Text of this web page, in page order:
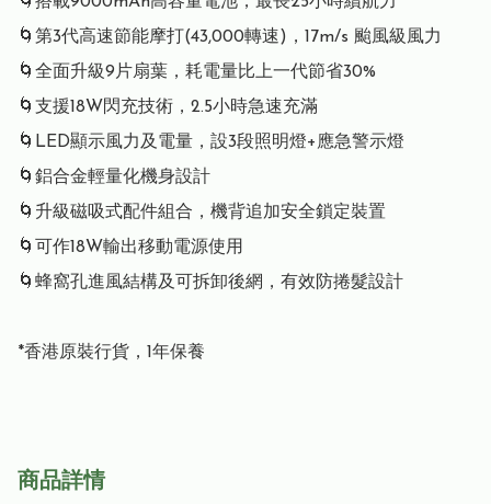
🌀第3代高速節能摩打(43,000轉速)，17m/s 颱風級風力
🌀全面升級9片扇葉，耗電量比上一代節省30%
🌀支援18W閃充技術，2.5小時急速充滿
🌀LED顯示風力及電量，設3段照明燈+應急警示燈
🌀鋁合金輕量化機身設計
🌀升級磁吸式配件組合，機背追加安全鎖定裝置
🌀可作18W輸出移動電源使用
🌀蜂窩孔進風結構及可拆卸後網，有效防捲髮設計
*香港原裝行貨，1年保養
商品詳情